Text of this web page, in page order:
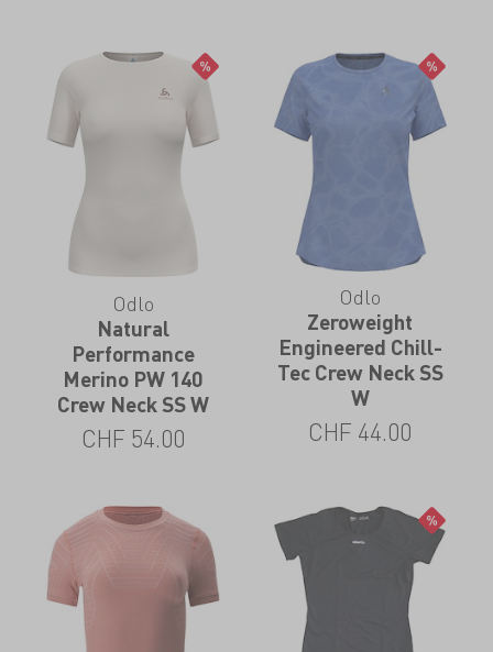
Odlo
Natural
Performance
Merino PW 140
Crew Neck SS W
CHF 54.00
Odlo
Zeroweight
Engineered Chill-
Tec Crew Neck SS
W
CHF 44.00